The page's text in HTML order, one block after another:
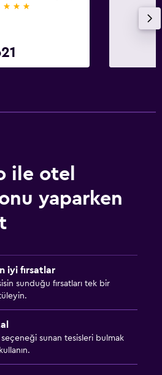
ile otel
yaparken
iyi fırsatlar
sunduğu fırsatları tek bir
sunan tesisleri bulmak